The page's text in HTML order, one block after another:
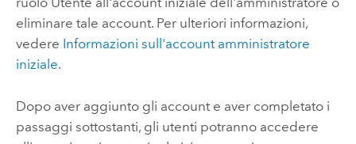
eliminare tale account. Per ulteriori informazioni,
vedere Informazioni sull'account amministratore
iniziale.
Dopo aver aggiunto gli account e aver completato i
passaggi sottostanti, gli utenti potranno accedere